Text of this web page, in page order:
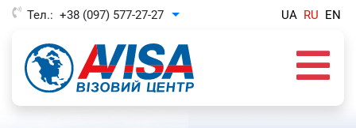
Тел.: +38 (097) 577-27-27 Toggle Dropdown UA RU EN